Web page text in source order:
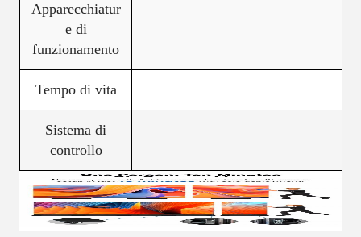
Apparecchiatur
e di
funzionamento
Tempo di vita
Sistema di
controllo